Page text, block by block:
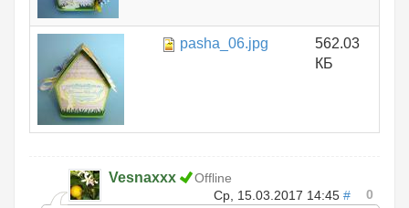
pasha_06.jpg
562.03
КБ
Vesnaxxx
Offline
Ср, 15.03.2017 14:45 # 0